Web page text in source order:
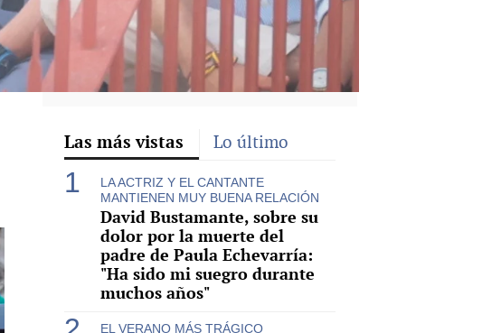
Las más vistas Lo último
LA ACTRIZ Y EL CANTANTE
MANTIENEN MUY BUENA RELACIÓN
David Bustamante, sobre su
dolor por la muerte del
padre de Paula Echevarría:
"Ha sido mi suegro durante
muchos años"
EL VERANO MÁS TRÁGICO